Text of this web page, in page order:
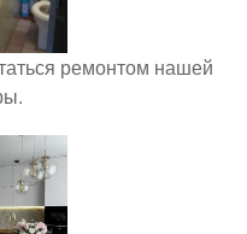
ремонтом нашей